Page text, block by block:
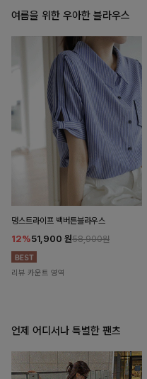
여름을 위한 우아한 블라우스
댕스트라이프 백버튼블라우스
12%51,900 원58,900원
리뷰 카운트 영역
언제 어디서나 특별한 팬츠